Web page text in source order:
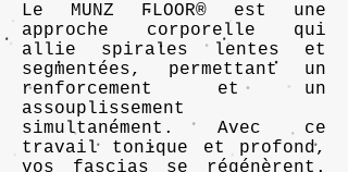
Le MUNZ FLOOR® est une
approche corporelle qui
allie spirales lentes et
segmentées, permettant un
renforcement et un
assouplissement
simultanément. Avec ce
travail tonique et profond,
vos fascias se régénèrent.